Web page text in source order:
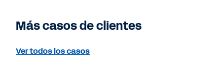
Más casos de clientes
Ver todos los casos